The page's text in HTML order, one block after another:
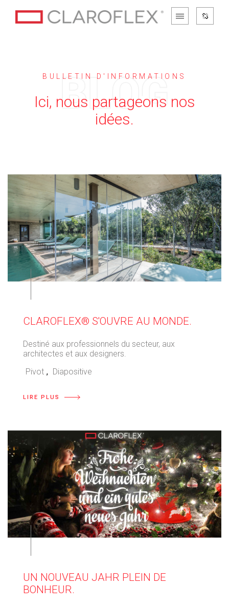
BULLETIN D'INFORMATIONS
Ici, nous partageons nos
idées.
CLAROFLEX® S'OUVRE AU MONDE.
Destiné aux professionnels du secteur, aux
architectes et aux designers.
Pivot , Diapositive
LIRE PLUS
UN NOUVEAU JAHR PLEIN DE
BONHEUR.